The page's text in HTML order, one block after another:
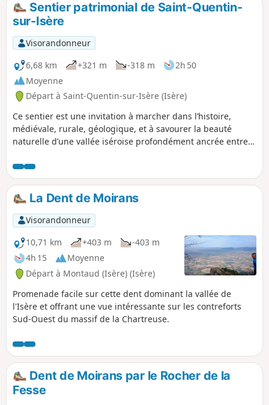
p
Sentier patrimonial de Saint-Quentin-
sur-Isère
Visorandonneur
6,68 km
+321 m -318 m
2h 50
Moyenne
Départ à Saint-Quentin-sur-Isère (Isère)
Ce sentier est une invitation à marcher dans l’histoire,
médiévale, rurale, géologique, et à savourer la beauté
naturelle d’une vallée iséroise profondément ancrée entre
pour les curieux, familles, randonneurs et passionnés de
patrimoine !
La Dent de Moirans
Visorandonneur
10,71 km
+403 m
-403 m
4h 15
Moyenne
Départ à Montaud (Isère) (Isère)
Promenade facile sur cette dent dominant la vallée de
l'Isère et offrant une vue intéressante sur les contreforts
Sud-Ouest du massif de la Chartreuse.
Dent de Moirans par le Rocher de la
Fesse